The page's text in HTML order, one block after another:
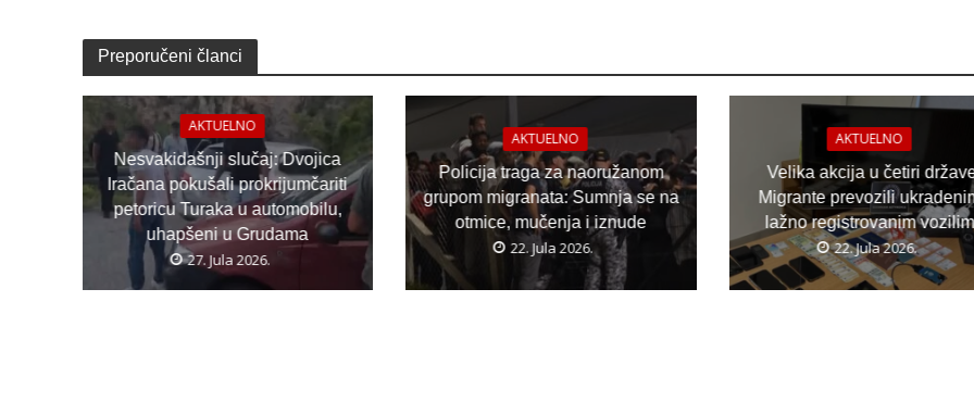
Preporučeni članci
AKTUELNO
Nesvakidašnji slučaj: Dvojica
Iračana pokušali prokrijumčariti
petoricu Turaka u automobilu,
uhapšeni u Grudama
27. Jula 2026.
AKTUELNO
Policija traga za naoružanom
grupom migranata: Sumnja se na
otmice, mučenja i iznude
22. Jula 2026.
AKTUELNO
Velika akcija u četiri
Migrante prevozili
lažno registrovanim
22. Jula 2026.